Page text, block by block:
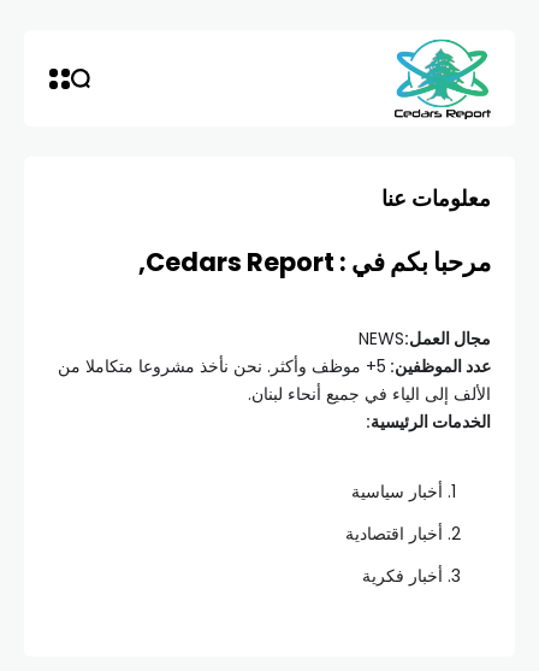
معلومات عنا
مرحبا بكم في : Cedars Report,
مجال العمل:NEWS
عدد الموظفين:
5+ موظف وأكثر. نحن نأخذ مشروعا متكاملا من
الألف إلى الياء في جميع أنحاء لبنان.
الخدمات الرئيسية:
أخبار سياسية
أخبار اقتصادية
أخبار فكرية